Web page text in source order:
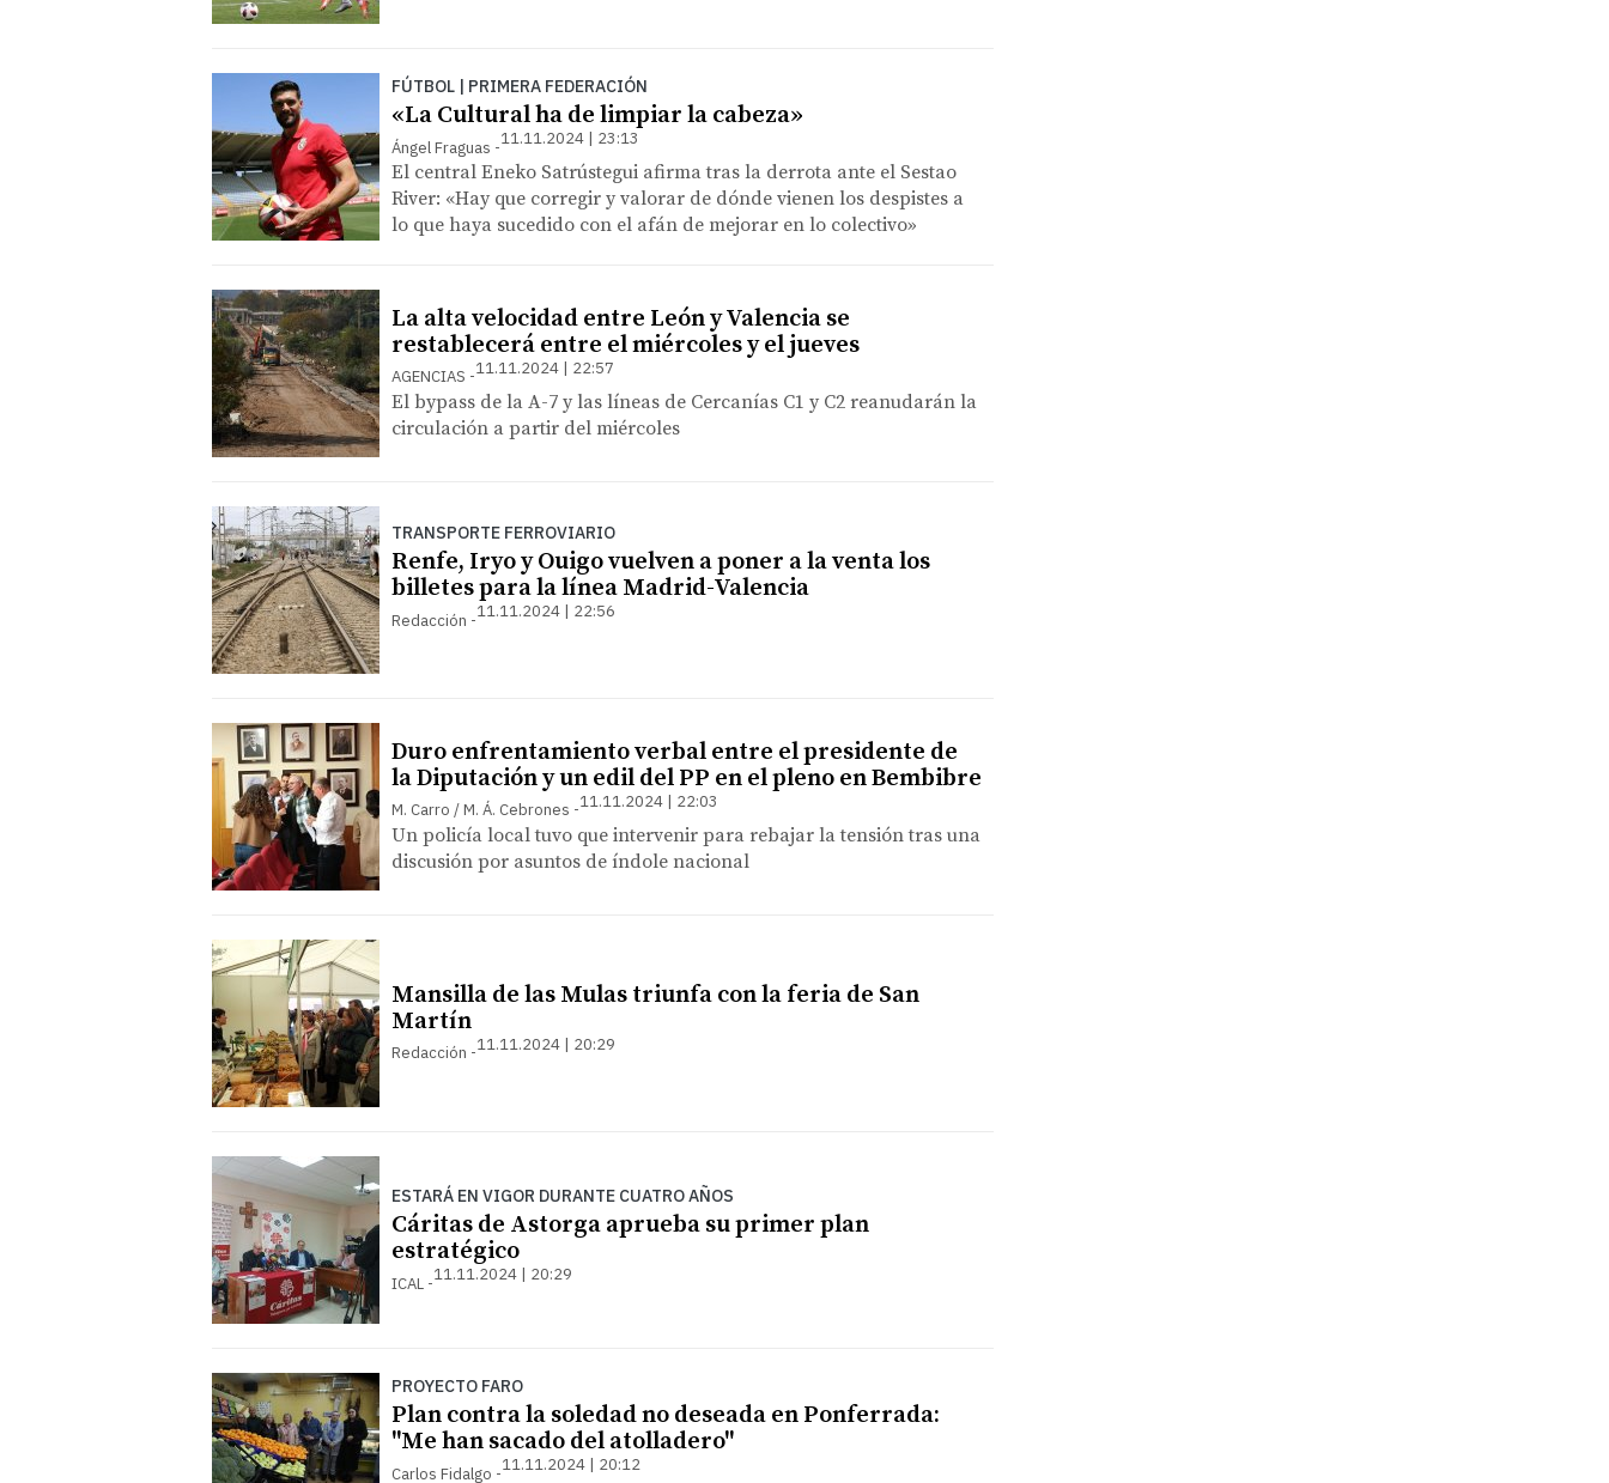
FÚTBOL | PRIMERA FEDERACIÓN
«La Cultural ha de limpiar la cabeza»
Ángel Fraguas 11.11.2024 | 23:13
El central Eneko Satrústegui afirma tras la derrota ante el Sestao
River: «Hay que corregir y valorar de dónde vienen los despistes a
lo que haya sucedido con el afán de mejorar en lo colectivo»
La alta velocidad entre León y Valencia se
restablecerá entre el miércoles y el jueves
AGENCIAS 11.11.2024 | 22:57
El bypass de la A-7 y las líneas de Cercanías C1 y C2 reanudarán la
circulación a partir del miércoles
TRANSPORTE FERROVIARIO
Renfe, Iryo y Ouigo vuelven a poner a la venta los
billetes para la línea Madrid-Valencia
Redacción 11.11.2024 | 22:56
Duro enfrentamiento verbal entre el presidente de
la Diputación y un edil del PP en el pleno en Bembibre
M. Carro / M. Á. Cebrones 11.11.2024 | 22:03
Un policía local tuvo que intervenir para rebajar la tensión tras una
discusión por asuntos de índole nacional
Mansilla de las Mulas triunfa con la feria de San
Martín
Redacción 11.11.2024 | 20:29
ESTARÁ EN VIGOR DURANTE CUATRO AÑOS
Cáritas de Astorga aprueba su primer plan
estratégico
ICAL 11.11.2024 | 20:29
PROYECTO FARO
Plan contra la soledad no deseada en Ponferrada:
"Me han sacado del atolladero"
Carlos Fidalgo 11.11.2024 | 20:12